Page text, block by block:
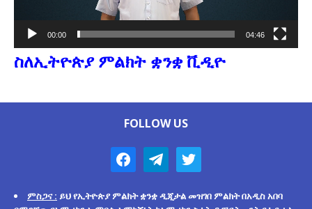
00:00 04:46
ስለኢትዮጵያ ምልክት ቋንቋ ቪዲዮ
FOLLOW US
ምስጋና : ይህ የኢትዮጵያ ምልክት ቋንቋ ዲጂታል መዝገበ ምልክት በአዲስ አበባ